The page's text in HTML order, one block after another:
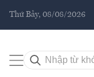
Thứ Bảy, 08/08/2026